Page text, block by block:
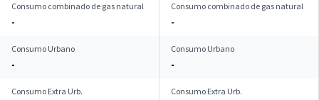
Consumo combinado de gas natural
-
Consumo combinado de gas natural
-
Consumo Urbano
-
Consumo Urbano
-
Consumo Extra Urb. Consumo Extra Urb.